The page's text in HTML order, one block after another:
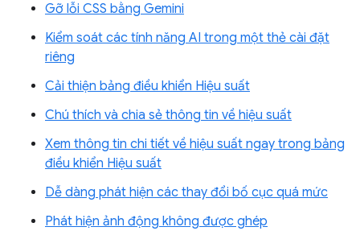
Gỡ lỗi CSS bằng Gemini
Kiểm soát các tính năng AI trong một thẻ cài đặt
riêng
Cải thiện bảng điều khiển Hiệu suất
Chú thích và chia sẻ thông tin về hiệu suất
Xem thông tin chi tiết về hiệu suất ngay trong bảng
điều khiển Hiệu suất
Dễ dàng phát hiện các thay đổi bố cục quá mức
Phát hiện ảnh động không được ghép